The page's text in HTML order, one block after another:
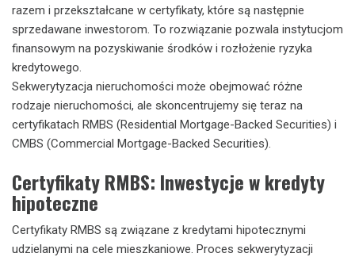
razem i przekształcane w certyfikaty, które są następnie
sprzedawane inwestorom. To rozwiązanie pozwala instytucjom
finansowym na pozyskiwanie środków i rozłożenie ryzyka
kredytowego.
Sekwerytyzacja nieruchomości może obejmować różne
rodzaje nieruchomości, ale skoncentrujemy się teraz na
certyfikatach RMBS (Residential Mortgage-Backed Securities) i
CMBS (Commercial Mortgage-Backed Securities).
Certyfikaty RMBS: Inwestycje w kredyty
hipoteczne
Certyfikaty RMBS są związane z kredytami hipotecznymi
udzielanymi na cele mieszkaniowe. Proces sekwerytyzacji